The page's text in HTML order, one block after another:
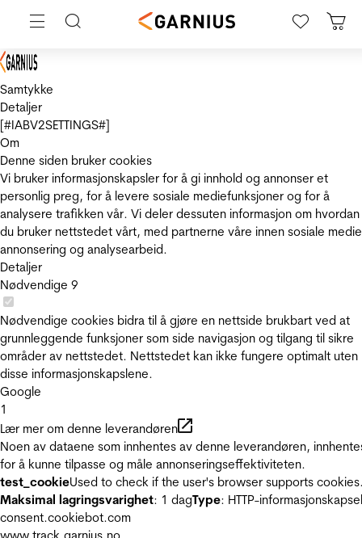
Samtykke
Detaljer
[#IABV2SETTINGS#]
Om
Denne siden bruker cookies
Vi bruker informasjonskapsler for å gi innhold og annonser et
personlig preg, for å levere sosiale mediefunksjoner og for å
analysere trafikken vår. Vi deler dessuten informasjon om hvordan
du bruker nettstedet vårt, med partnerne våre innen sosiale
annonsering og analysearbeid.
Detaljer
Nødvendige 9
Nødvendige cookies bidra til å gjøre en nettside brukbart ved at
grunnleggende funksjoner som side navigasjon og tilgang til sikre
områder av nettstedet. Nettstedet kan ikke fungere optimalt uten
disse informasjonskapslene.
Google
1
Lær mer om denne leverandøren
Noen av dataene som innhentes av denne leverandøren,
for å kunne tilpasse og måle annonseringseffektiviteten.
test_cookieUsed to check if the user's browser supports
Maksimal lagringsvarighet: 1 dagType: HTTP-informasjonskapsel
consent.cookiebot.com